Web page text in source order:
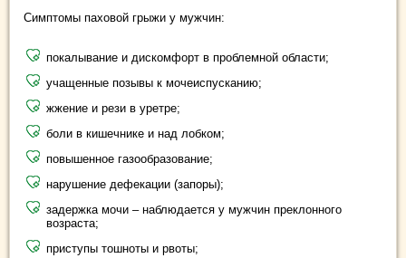
Симптомы паховой грыжи у мужчин:
покалывание и дискомфорт в проблемной области;
учащенные позывы к мочеиспусканию;
жжение и рези в уретре;
боли в кишечнике и над лобком;
повышенное газообразование;
нарушение дефекации (запоры);
задержка мочи – наблюдается у мужчин преклонного
возраста;
приступы тошноты и рвоты;